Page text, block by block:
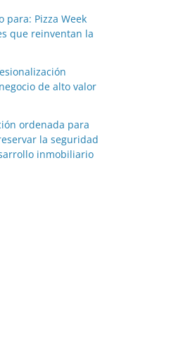
para: Pizza Week
que reinventan la
de alto valor
ordenada para
la seguridad
inmobiliario